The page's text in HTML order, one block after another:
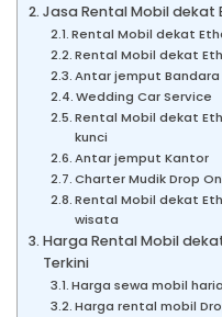
Jasa Rental Mobil dekat
Rental Mobil dekat
Rental Mobil dekat
Antar jemput
Wedding Car Service
Rental Mobil dekat
kunci
Antar jemput Kantor
Charter Mudik Drop
Rental Mobil dekat
wisata
Harga Rental Mobil
Terkini
Harga sewa mobil
Harga rental mobil